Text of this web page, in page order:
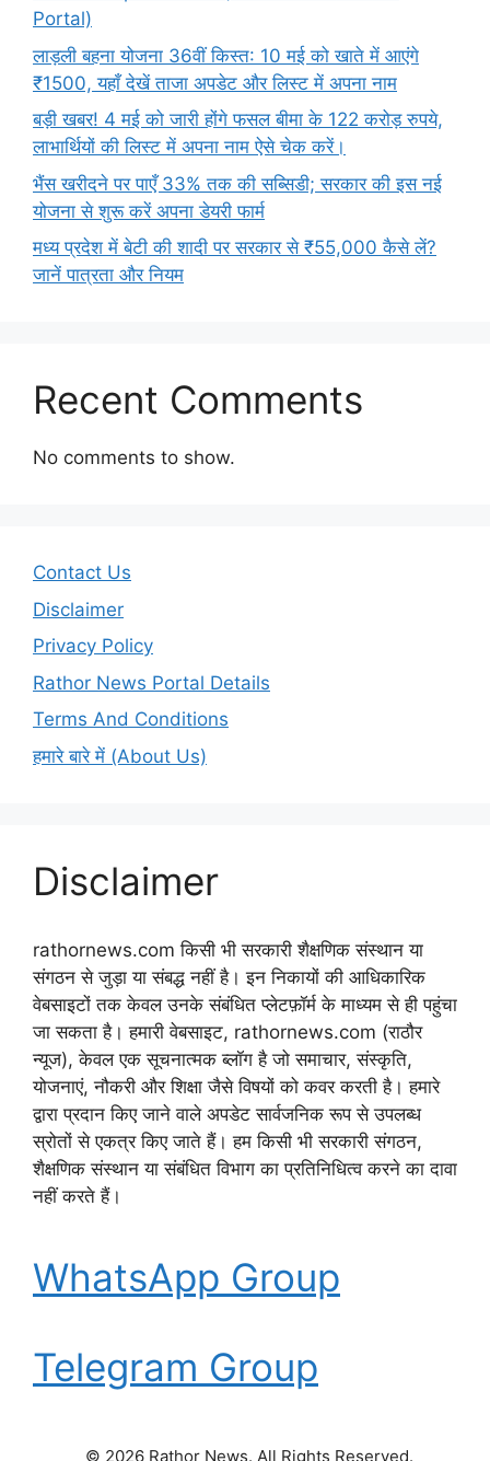
Portal)
लाड़ली बहना योजना 36वीं किस्त: 10 मई को खाते में आएंगे
₹1500, यहाँ देखें ताजा अपडेट और लिस्ट में अपना नाम
बड़ी खबर! 4 मई को जारी होंगे फसल बीमा के 122 करोड़ रुपये,
लाभार्थियों की लिस्ट में अपना नाम ऐसे चेक करें।
भैंस खरीदने पर पाएँ 33% तक की सब्सिडी; सरकार की इस नई
योजना से शुरू करें अपना डेयरी फार्म
मध्य प्रदेश में बेटी की शादी पर सरकार से ₹55,000 कैसे लें?
जानें पात्रता और नियम
Recent Comments
No comments to show.
Contact Us
Disclaimer
Privacy Policy
Rathor News Portal Details
Terms And Conditions
हमारे बारे में (About Us)
Disclaimer
rathornews.com किसी भी सरकारी शैक्षणिक संस्थान या
संगठन से जुड़ा या संबद्ध नहीं है। इन निकायों की आधिकारिक
वेबसाइटों तक केवल उनके संबंधित प्लेटफ़ॉर्म के माध्यम से ही पहुंचा
जा सकता है। हमारी वेबसाइट, rathornews.com (राठौर
न्यूज), केवल एक सूचनात्मक ब्लॉग है जो समाचार, संस्कृति,
योजनाएं, नौकरी और शिक्षा जैसे विषयों को कवर करती है। हमारे
द्वारा प्रदान किए जाने वाले अपडेट सार्वजनिक रूप से उपलब्ध
स्रोतों से एकत्र किए जाते हैं। हम किसी भी सरकारी संगठन,
शैक्षणिक संस्थान या संबंधित विभाग का प्रतिनिधित्व करने का दावा
नहीं करते हैं।
WhatsApp Group
Telegram Group
© 2026 Rathor News. All Rights Reserved.